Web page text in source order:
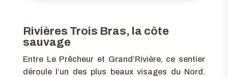
Rivières Trois Bras, la côte
sauvage
Entre Le Prêcheur et Grand’Rivière, ce sentier
déroule l’un des plus beaux visages du Nord.